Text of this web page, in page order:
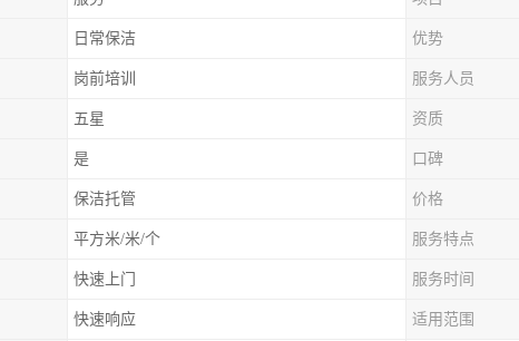
日常保洁 优势
岗前培训 服务人员
五星 资质
是 口碑
保洁托管 价格
平方米/米/个 服务特点
快速上门 服务时间
快速响应 适用范围